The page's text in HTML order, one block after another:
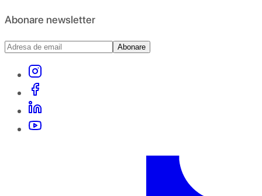
Abonare newsletter
Abonare